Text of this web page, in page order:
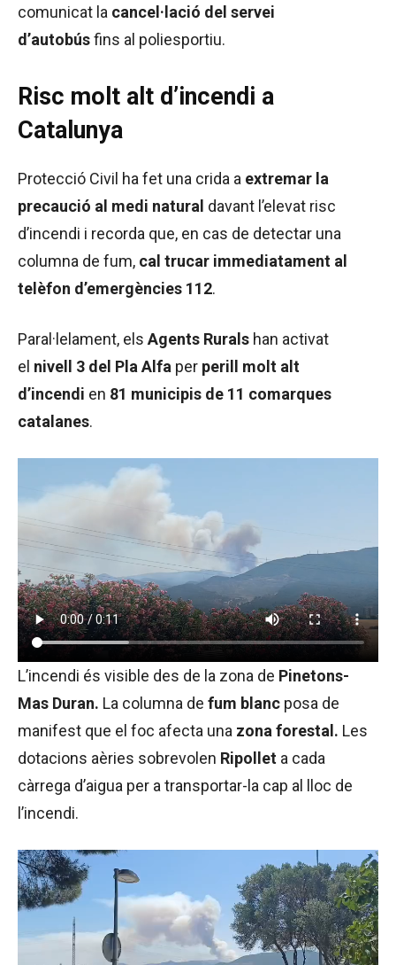
comunicat la cancel·lació del servei
d’autobúsfins al poliesportiu.
Risc molt alt d’incendi a
Catalunya
Protecció Civil ha fet una crida a extremar la
precaució al medi natural davant l’elevat risc
d’incendi i recorda que, en cas de detectar una
columna de fum, cal trucar immediatament al
telèfon d’emergències 112.
Paral·lelament, els Agents Rurals han activat
el nivell 3 del Pla Alfa per perill molt alt
d’incendi en 81 municipis de 11 comarques
catalanes.
L’incendi és visible des de la zona de Pinetons-
Mas Duran. La columna de fum blanc posa de
manifest que el foc afecta una zona forestal. Les
dotacions aèries sobrevolen Ripollet a cada
càrrega d’aigua per a transportar-la cap al lloc de
l’incendi.